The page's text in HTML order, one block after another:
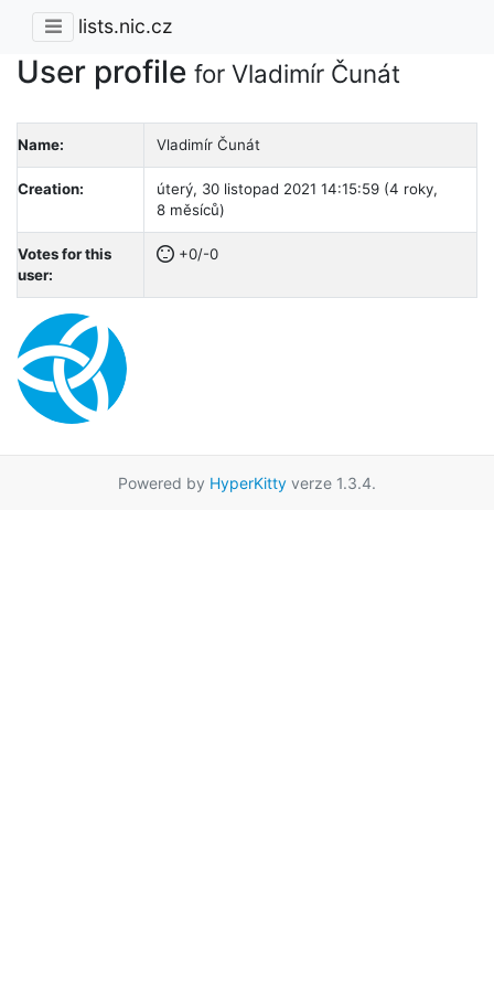
lists.nic.cz
User profile for Vladimír Čunát
Name: Vladimír Čunát
Creation:
úterý, 30 listopad 2021 14:15:59 (4 roky,
8 měsíců)
Votes for this
user:
+0/-0
Powered by HyperKitty verze 1.3.4.